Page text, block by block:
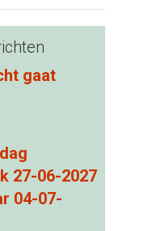
gaat
27-06-2027
04-07-